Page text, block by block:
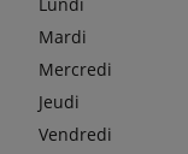
Mardi
Mercredi
Jeudi
Vendredi